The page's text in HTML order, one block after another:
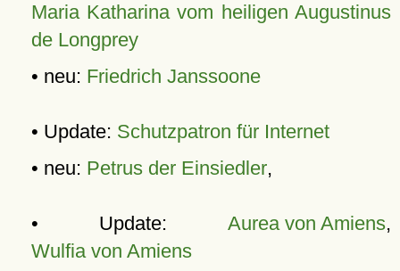
Maria Katharina vom heiligen Augustinus
de Longprey
• neu: Friedrich Janssoone
• Update: Schutzpatron für Internet
• neu: Petrus der Einsiedler,
• Update: Aurea von Amiens,
Wulfia von Amiens